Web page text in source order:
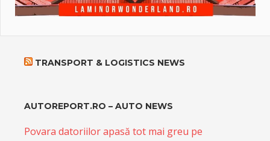
TRANSPORT & LOGISTICS NEWS
AUTOREPORT.RO – AUTO NEWS
Povara datoriilor apasă tot mai greu pe